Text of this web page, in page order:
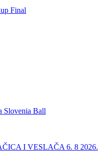
Final
Slovenia Ball
I VESLAČA 6. 8 2026.